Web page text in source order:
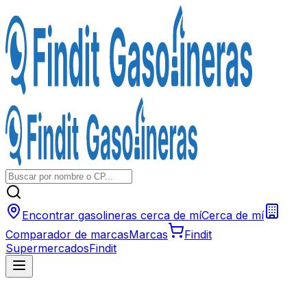
Encontrar gasolineras cerca de míCerca de mí
Comparador de marcasMarcas
Findit
SupermercadosFindit